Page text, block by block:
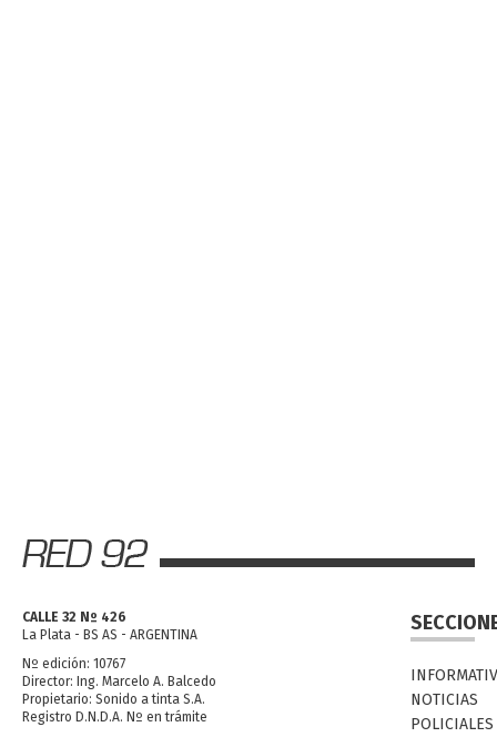
CALLE 32 Nº 426
La Plata - BS AS - ARGENTINA
Nº edición: 10767
Director: Ing. Marcelo A. Balcedo
Propietario: Sonido a tinta S.A.
Registro D.N.D.A. Nº en trámite
NOTICIAS
POLICIALES